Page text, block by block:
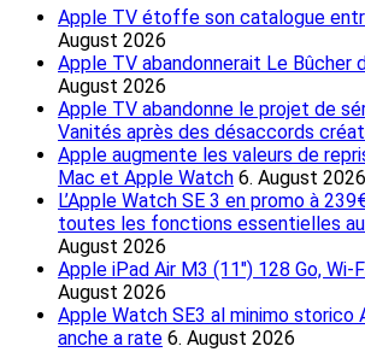
Apple TV étoffe son catalogue
August 2026
Apple TV abandonnerait Le Bûcher
August 2026
Apple TV abandonne le projet de
Vanités après des désaccords
Apple augmente les valeurs de
Mac et Apple Watch 6. August 2026
L’Apple Watch SE 3 en promo à
toutes les fonctions essentielles
August 2026
Apple iPad Air M3 (11″) 128 Go, Wi-
August 2026
Apple Watch SE3 al minimo storico
anche a rate 6. August 2026